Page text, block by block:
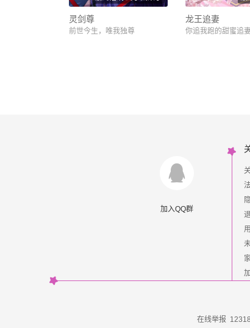
灵剑尊
前世今生，唯我独尊
龙王追妻
加入QQ群
在线举报